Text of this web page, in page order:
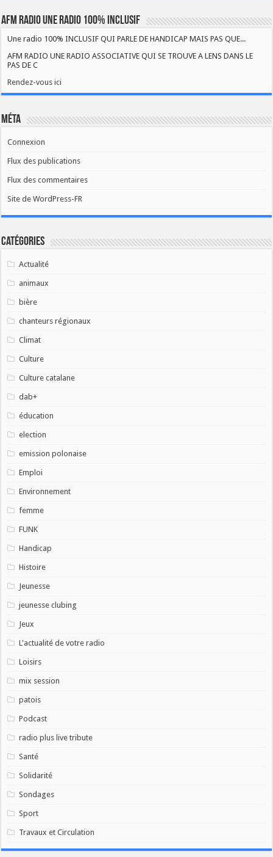
AFM RADIO UNE RADIO 100% INCLUSIF
Une radio 100% INCLUSIF QUI PARLE DE HANDICAP MAIS PAS QUE...
AFM RADIO UNE RADIO ASSOCIATIVE QUI SE TROUVE A LENS DANS LE
PAS DE C
Rendez-vous ici
Méta
Connexion
Flux des publications
Flux des commentaires
Site de WordPress-FR
Catégories
Actualité
animaux
bière
chanteurs régionaux
Climat
Culture
Culture catalane
dab+
éducation
election
emission polonaise
Emploi
Environnement
femme
FUNK
Handicap
Histoire
Jeunesse
jeunesse clubing
Jeux
L'actualité de votre radio
Loisirs
mix session
patois
Podcast
radio plus live tribute
Santé
Solidarité
Sondages
Sport
Travaux et Circulation